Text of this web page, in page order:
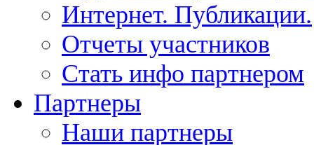
Интернет. Публикации.
Отчеты участников
Стать инфо партнером
Партнеры
Наши партнеры